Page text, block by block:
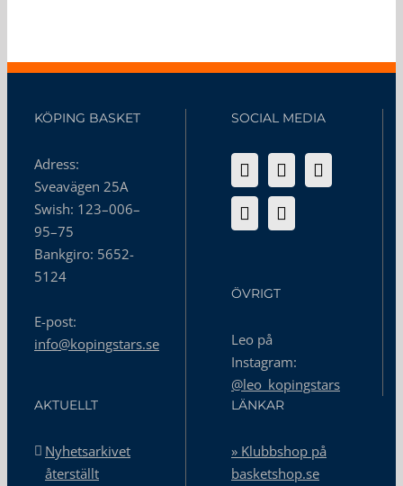
KÖPING BASKET
Adress:
Sveavägen 25A
Swish: 123–006–
95–75
Bankgiro: 5652-
5124
E-post:
info@kopingstars.se
SOCIAL MEDIA
ÖVRIGT
Leo på
Instagram:
@leo_kopingstars
AKTUELLT
Nyhetsarkivet
återställt
LÄNKAR
» Klubbshop på
basketshop.se